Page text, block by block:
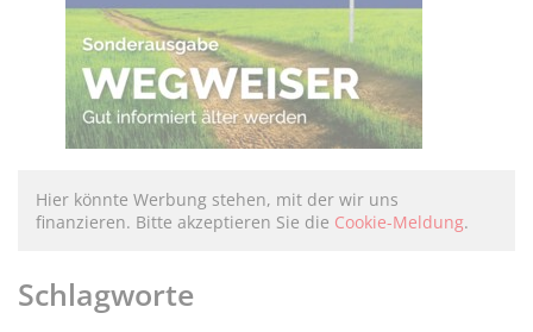
Hier könnte Werbung stehen, mit der wir uns
finanzieren. Bitte akzeptieren Sie die Cookie-Meldung.
Schlagworte